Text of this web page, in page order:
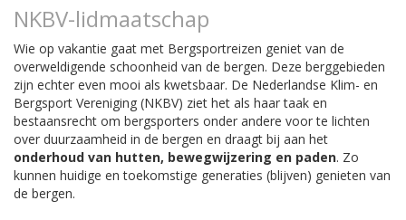
NKBV-lidmaatschap
Wie op vakantie gaat met Bergsportreizen geniet van de
overweldigende schoonheid van de bergen. Deze berggebieden
zijn echter even mooi als kwetsbaar. De Nederlandse Klim- en
Bergsport Vereniging (NKBV) ziet het als haar taak en
bestaansrecht om bergsporters onder andere voor te lichten
over duurzaamheid in de bergen en draagt bij aan het
onderhoud van hutten, bewegwijzering en paden. Zo
kunnen huidige en toekomstige generaties (blijven) genieten van
de bergen.